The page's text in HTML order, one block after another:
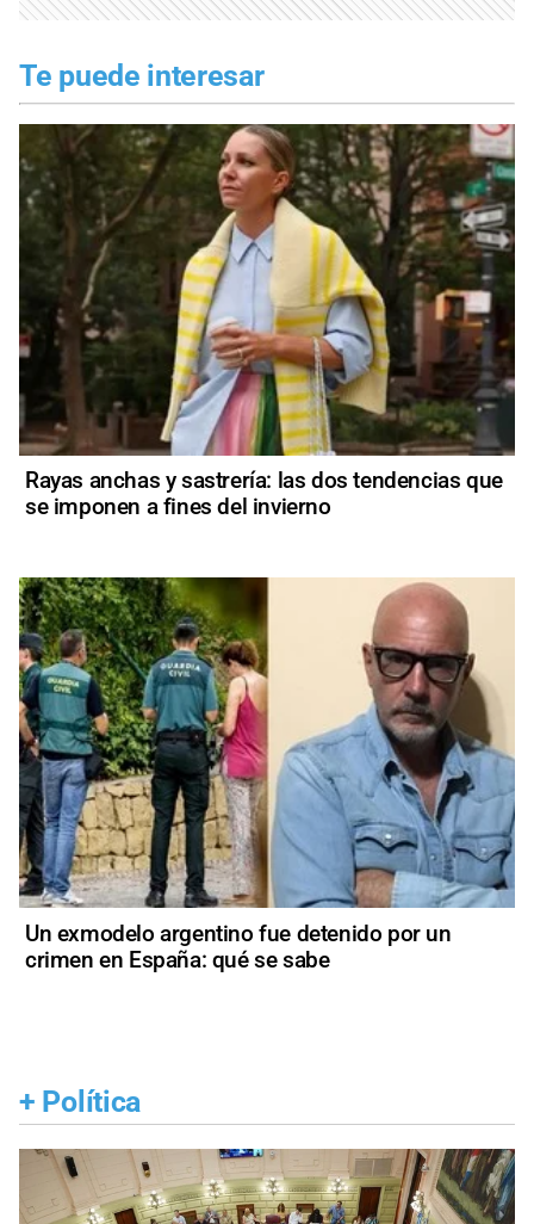
Te puede interesar
Rayas anchas y sastrería: las dos tendencias que
se imponen a fines del invierno
Un exmodelo argentino fue detenido por un
crimen en España: qué se sabe
+ Política